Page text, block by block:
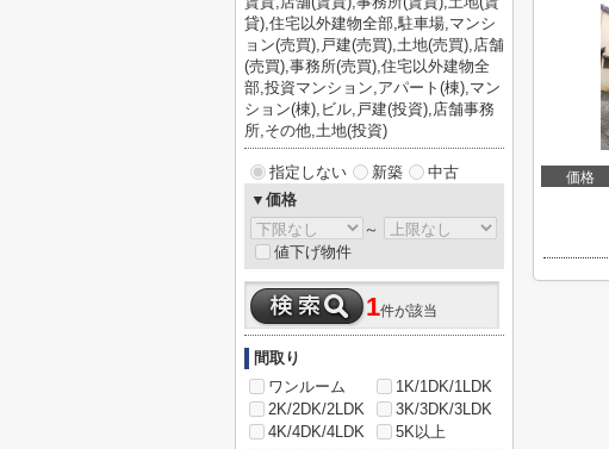
価格
貸),住宅以外建物全部,駐車場,マンシ
ョン(売買),戸建(売買),土地(売買),店舗
(売買),事務所(売買),住宅以外建物全
部,投資マンション,アパート(棟),マン
ション(棟),ビル,戸建(投資),店舗事務
所,その他,土地(投資)
指定しない 新築
中古
▼価格
～
値下げ物件
1件が該当
間取り
ワンルーム
1K/1DK/1LDK
2K/2DK/2LDK
3K/3DK/3LDK
4K/4DK/4LDK
5K以上